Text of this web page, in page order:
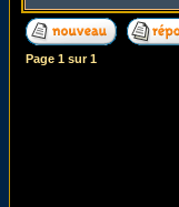
Page 1 sur1